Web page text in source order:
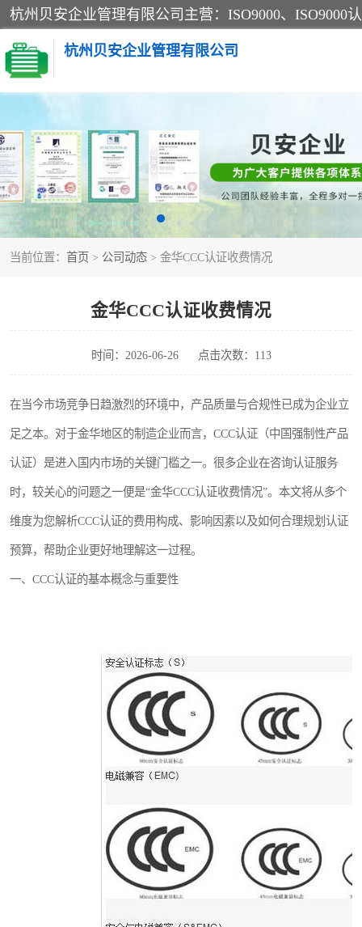
杭州贝安企业管理有限公司
当前位置： 首页 > 公司动态 > 金华CCC认证收费情况
金华CCC认证收费情况
时间：2026-06-26 点击次数：113
在当今市场竞争日趋激烈的环境中，产品质量与合规性已成为企业立
足之本。对于金华地区的制造企业而言，CCC认证（中国强制性产品
认证）是进入国内市场的关键门槛之一。很多企业在咨询认证服务
时，较关心的问题之一便是“金华CCC认证收费情况”。本文将从多个
维度为您解析CCC认证的费用构成、影响因素以及如何合理规划认证
预算，帮助企业更好地理解这一过程。
一、CCC认证的基本概念与重要性
CE认证
SA认证
OHSAS18001认证
45001认证